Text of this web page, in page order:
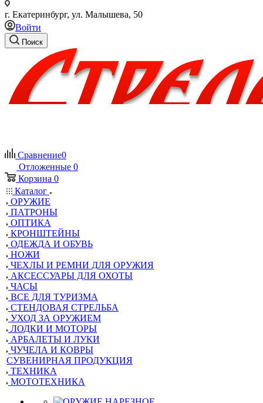
г. Екатеринбург, ул. Малышева, 50
Войти
Поиск
Сравнение0
Отложенные 0
Корзина 0
Каталог
ОРУЖИЕ
ПАТРОНЫ
ОПТИКА
КРОНШТЕЙНЫ
ОДЕЖДА И ОБУВЬ
НОЖИ
ЧЕХЛЫ И РЕМНИ ДЛЯ ОРУЖИЯ
АКСЕССУАРЫ ДЛЯ ОХОТЫ
ЧАСЫ
ВСЕ ДЛЯ ТУРИЗМА
СТЕНДОВАЯ СТРЕЛЬБА
УХОД ЗА ОРУЖИЕМ
ЛОДКИ И МОТОРЫ
АРБАЛЕТЫ И ЛУКИ
ЧУЧЕЛА И КОВРЫ
СУВЕНИРНАЯ ПРОДУКЦИЯ
ТЕХНИКА
МОТОТЕХНИКА